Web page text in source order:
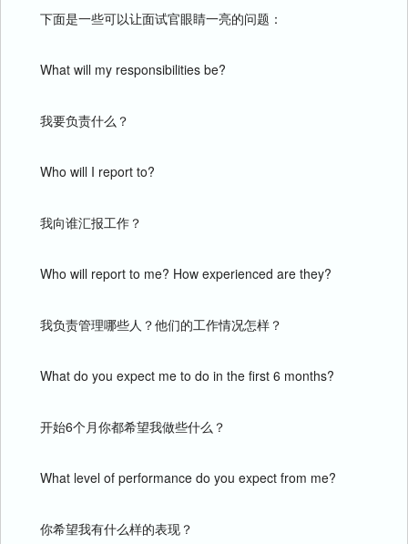
下面是一些可以让面试官眼睛一亮的问题：
What will my responsibilities be?
我要负责什么？
Who will I report to?
我向谁汇报工作？
Who will report to me? How experienced are they?
我负责管理哪些人？他们的工作情况怎样？
What do you expect me to do in the first 6 months?
开始6个月你都希望我做些什么？
What level of performance do you expect from me?
你希望我有什么样的表现？